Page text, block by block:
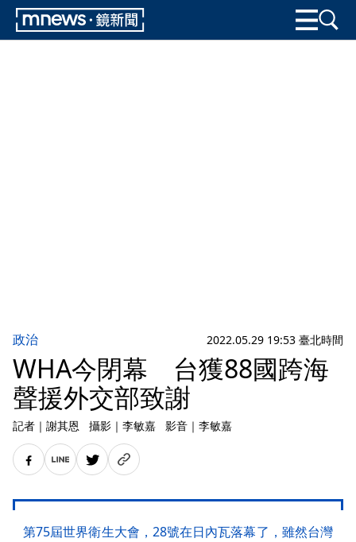
政治 2022.05.29 19:53 臺北時間
WHA今閉幕 台獲88國跨海
聲援外交部致謝
記者 ｜ 謝其恩 攝影 ｜ 李敏嘉 影音 ｜ 李敏嘉
第75屆世界衛生大會，28號在日內瓦落幕了，雖然台灣